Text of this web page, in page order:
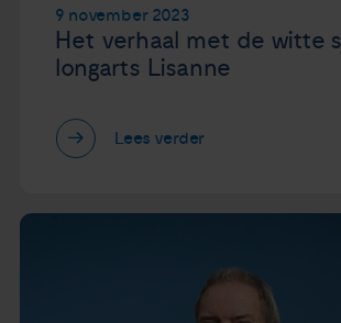
9 november 2023
Het verhaal met de witte
longarts Lisanne
Lees verder